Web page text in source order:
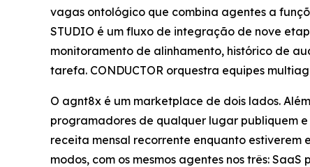
vagas ontológico que combina agentes a
STUDIO é um fluxo de integração de nove
monitoramento de alinhamento, histórico de
tarefa. CONDUCTOR orquestra equipes
O agnt8x é um marketplace de dois lados.
programadores de qualquer lugar publiquem
receita mensal recorrente enquanto
modos, com os mesmos agentes nos três: